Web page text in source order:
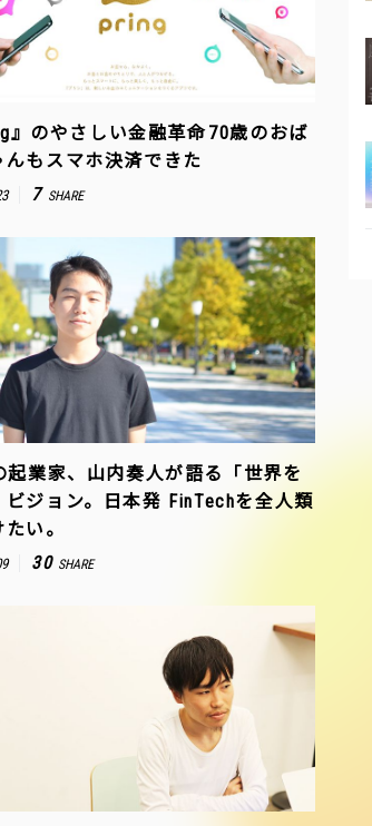
』のやさしい金融革命――70歳のおば
んもスマホ決済できた
7 SHARE
起業家、山内奏人が語る「世界を
ビジョン。日本発 FinTechを全人類
い。
30 SHARE